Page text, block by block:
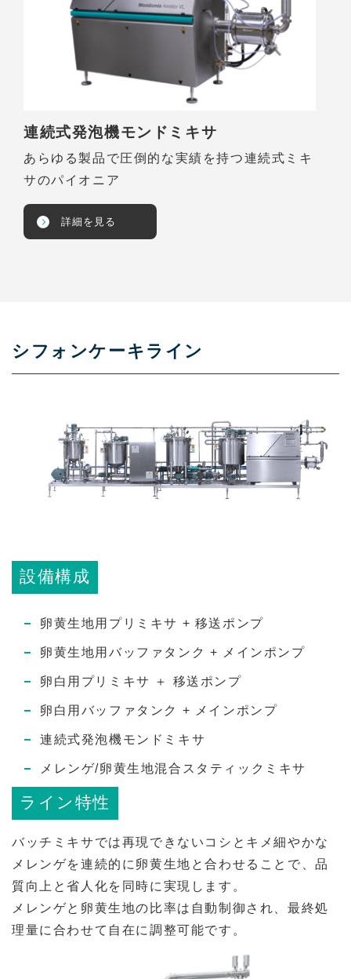
連続式発泡機モンドミキサ
あらゆる製品で圧倒的な実績を持つ連続式ミキ
サのパイオニア
詳細を見る
シフォンケーキライン
設備構成
卵黄生地用プリミキサ + 移送ポンプ
卵黄生地用バッファタンク + メインポンプ
卵白用プリミキサ ＋ 移送ポンプ
卵白用バッファタンク + メインポンプ
連続式発泡機モンドミキサ
メレンゲ/卵黄生地混合スタティックミキサ
ライン特性
バッチミキサでは再現できないコシとキメ細やかな
メレンゲを連続的に卵黄生地と合わせることで、品
質向上と省人化を同時に実現します。
メレンゲと卵黄生地の比率は自動制御され、最終処
理量に合わせて自在に調整可能です。